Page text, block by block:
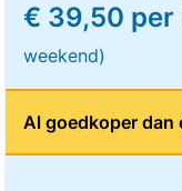
€ 39,50 per
weekend)
Al goedkoper dan